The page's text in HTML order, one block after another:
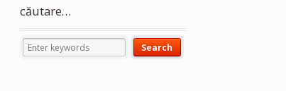
căutare…